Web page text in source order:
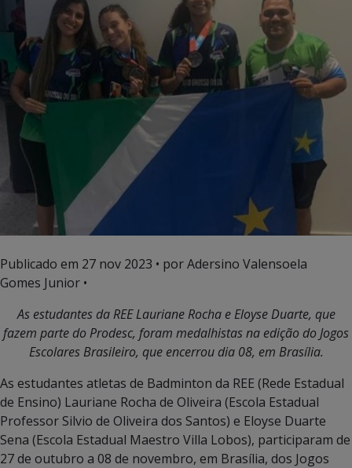
Publicado em 27 nov 2023 • por Adersino Valensoela
Gomes Junior •
As estudantes da REE Lauriane Rocha e Eloyse Duarte, que
fazem parte do Prodesc, foram medalhistas na edição do Jogos
Escolares Brasileiro, que encerrou dia 08, em Brasília.
As estudantes atletas de Badminton da REE (Rede Estadual
de Ensino) Lauriane Rocha de Oliveira (Escola Estadual
Professor Silvio de Oliveira dos Santos) e Eloyse Duarte
Sena (Escola Estadual Maestro Villa Lobos), participaram de
27 de outubro a 08 de novembro, em Brasília, dos Jogos